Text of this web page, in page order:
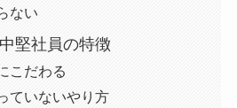
ない
堅社員の特徴
こだわる
ていないやり方